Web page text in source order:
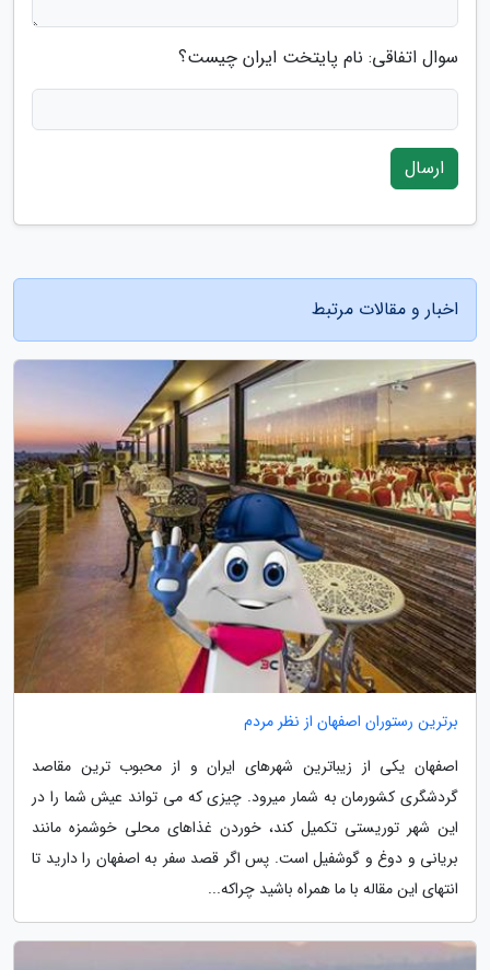
سوال اتفاقی: نام پایتخت ایران چیست؟
ارسال
اخبار و مقالات مرتبط
برترین رستوران اصفهان از نظر مردم
اصفهان یکی از زیباترین شهرهای ایران و از محبوب ترین مقاصد
گردشگری کشورمان به شمار میرود. چیزی که می تواند عیش شما را در
این شهر توریستی تکمیل کند، خوردن غذاهای محلی خوشمزه مانند
بریانی و دوغ و گوشفیل است. پس اگر قصد سفر به اصفهان را دارید تا
انتهای این مقاله با ما همراه باشید چراکه...